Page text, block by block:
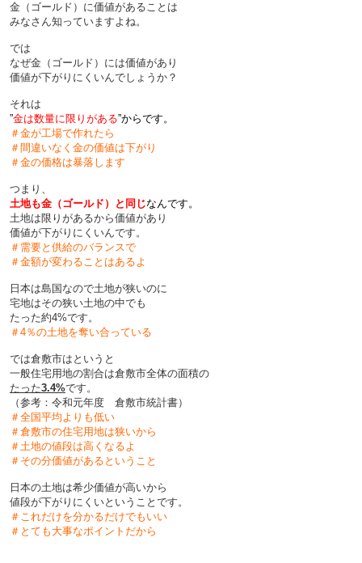
金（ゴールド）に価値があることは
みなさん知っていますよね。
では
なぜ金（ゴールド）には価値があり
価値が下がりにくいんでしょうか？
それは
”金は数量に限りがある”からです。
＃金が工場で作れたら
＃間違いなく金の価値は下がり
＃金の価格は暴落します
つまり、
土地も金（ゴールド）と同じなんです。
土地は限りがあるから価値があり
価値が下がりにくいんです。
＃需要と供給のバランスで
＃金額が変わることはあるよ
日本は島国なので土地が狭いのに
宅地はその狭い土地の中でも
たった約4%です。
＃4％の土地を奪い合っている
では倉敷市はというと
一般住宅用地の割合は倉敷市全体の面積の
たった3.4%です。
（参考：令和元年度 倉敷市統計書）
＃全国平均よりも低い
＃倉敷市の住宅用地は狭いから
＃土地の値段は高くなるよ
＃その分価値があるということ
日本の土地は希少価値が高いから
値段が下がりにくいということです。
＃これだけを分かるだけでもいい
＃とても大事なポイントだから